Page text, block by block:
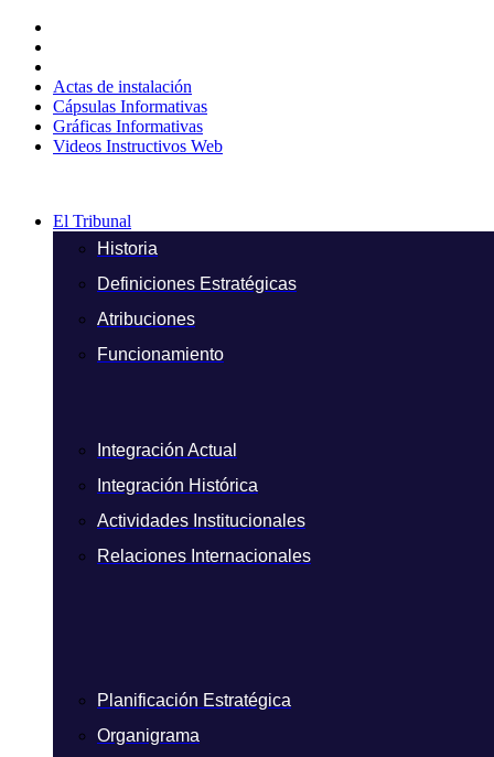
contenido
Actas de instalación
Cápsulas Informativas
Gráficas Informativas
Videos Instructivos Web
El Tribunal
Historia
Definiciones Estratégicas
Atribuciones
Funcionamiento
Integración Actual
Integración Histórica
Actividades Institucionales
Relaciones Internacionales
Planificación Estratégica
Organigrama